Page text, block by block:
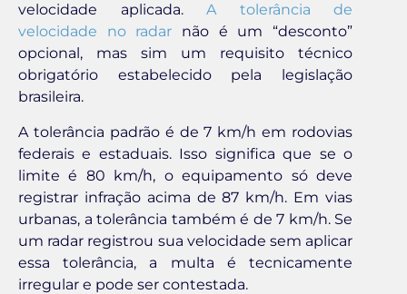
velocidade aplicada. A tolerância de
velocidade no radar não é um “desconto”
opcional, mas sim um requisito técnico
obrigatório estabelecido pela legislação
brasileira.
A tolerância padrão é de 7 km/h em rodovias
federais e estaduais. Isso significa que se o
limite é 80 km/h, o equipamento só deve
registrar infração acima de 87 km/h. Em vias
urbanas, a tolerância também é de 7 km/h. Se
um radar registrou sua velocidade sem aplicar
essa tolerância, a multa é tecnicamente
irregular e pode ser contestada.